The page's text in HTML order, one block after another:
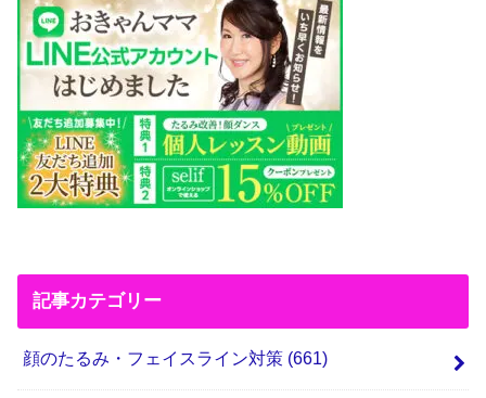
記事カテゴリー
顔のたるみ・フェイスライン対策 (661)